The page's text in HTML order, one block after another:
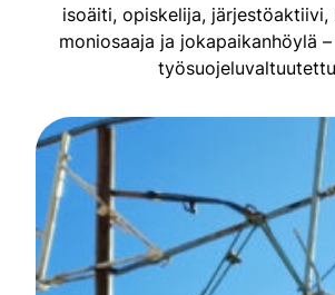
isoäiti, opiskelija, järjestöaktiivi,
moniosaaja ja jokapaikanhöylä